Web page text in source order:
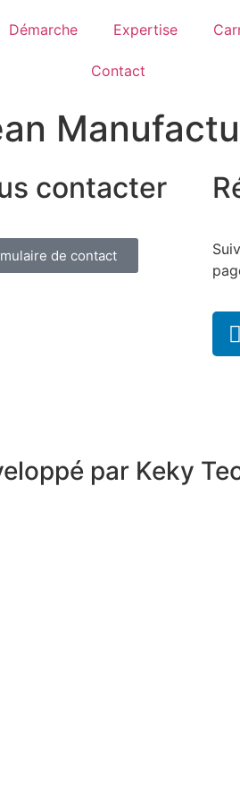
Démarche Expertise
Contact
contacter
de contact
par Keky